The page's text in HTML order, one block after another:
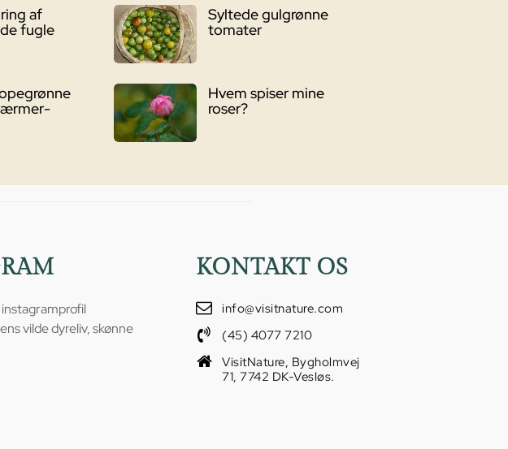
af
fugle
Syltede gulgrønne
tomater
Hvem spiser mine
roser?
instagramprofil
vilde dyreliv, skønne
KONTAKT OS
info@visitnature.com
(45) 4077 7210
VisitNature, Bygholmvej
71, 7742 DK-Vesløs.